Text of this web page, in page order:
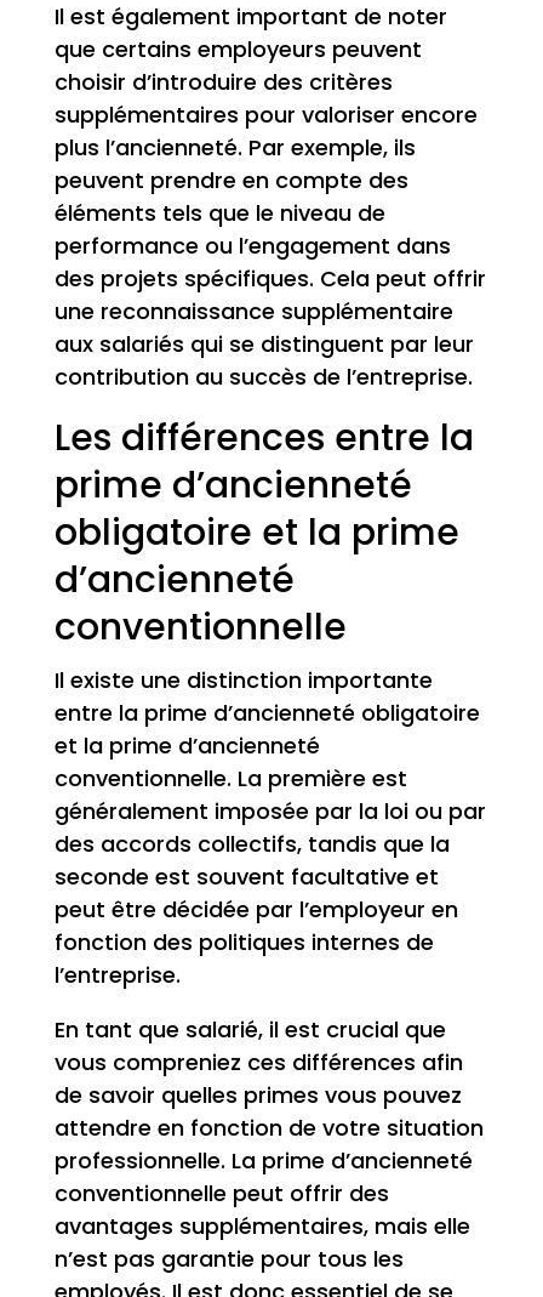
Il est également important de noter
que certains employeurs peuvent
choisir d’introduire des critères
supplémentaires pour valoriser encore
plus l’ancienneté. Par exemple, ils
peuvent prendre en compte des
éléments tels que le niveau de
performance ou l’engagement dans
des projets spécifiques. Cela peut offrir
une reconnaissance supplémentaire
aux salariés qui se distinguent par leur
contribution au succès de l’entreprise.
Les différences entre la
prime d’ancienneté
obligatoire et la prime
d’ancienneté
conventionnelle
Il existe une distinction importante
entre la prime d’ancienneté obligatoire
et la prime d’ancienneté
conventionnelle. La première est
généralement imposée par la loi ou par
des accords collectifs, tandis que la
seconde est souvent facultative et
peut être décidée par l’employeur en
fonction des politiques internes de
l’entreprise.
En tant que salarié, il est crucial que
vous compreniez ces différences afin
de savoir quelles primes vous pouvez
attendre en fonction de votre situation
professionnelle. La prime d’ancienneté
conventionnelle peut offrir des
avantages supplémentaires, mais elle
n’est pas garantie pour tous les